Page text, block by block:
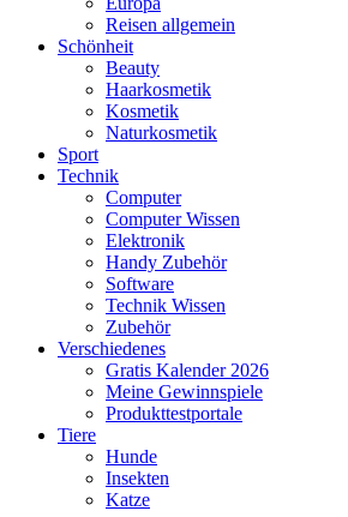
Reisen allgemein
Schönheit
Beauty
Haarkosmetik
Kosmetik
Naturkosmetik
Sport
Technik
Computer
Computer Wissen
Elektronik
Handy Zubehör
Software
Technik Wissen
Zubehör
Verschiedenes
Gratis Kalender 2026
Meine Gewinnspiele
Produkttestportale
Tiere
Hunde
Insekten
Katze